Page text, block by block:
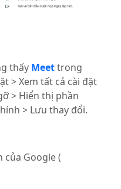
thấy Meettrong
> Xem tất cả cài đặt
> Hiển thị phần
> Lưu thay đổi.
Google (